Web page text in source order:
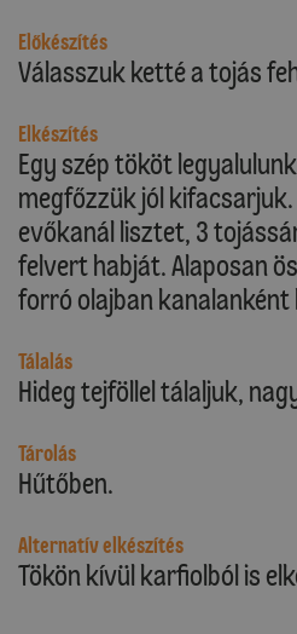
Előkészítés
Válasszuk ketté a tojás
Elkészítés
Egy szép tököt
megfőzzük jól
evőkanál lisztet, 3
felvert habját. Alaposan
forró olajban
Tálalás
Hideg tejföllel tálaljuk,
Tárolás
Hűtőben.
Alternatív elkészítés
Tökön kívül karfiolból is